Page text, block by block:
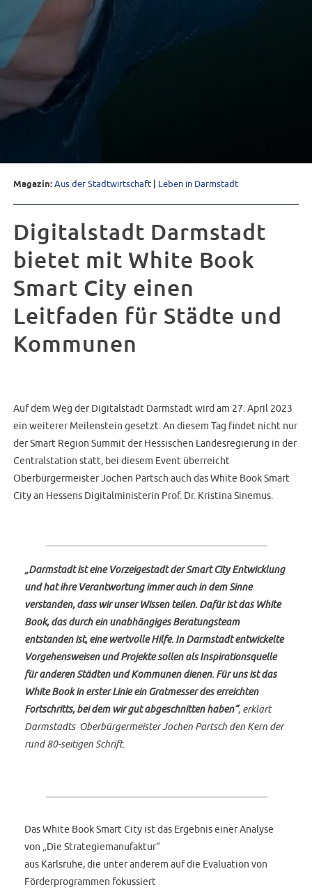
Magazin:Aus der Stadtwirtschaft Leben in Darmstadt
Digitalstadt Darmstadt
bietet mit White Book
Smart City einen
Leitfaden für Städte und
Kommunen
Auf dem Weg der Digitalstadt Darmstadt wird am 27. April 2023
ein weiterer Meilenstein gesetzt: An diesem Tag findet nicht nur
der Smart Region Summit der Hessischen Landesregierung in der
Centralstation statt, bei diesem Event überreicht
Oberbürgermeister Jochen Partsch auch das White Book Smart
City an Hessens Digitalministerin Prof. Dr. Kristina Sinemus.
„Darmstadt ist eine Vorzeigestadt der Smart City Entwicklung
und hat ihreVerantwortung immer auch in dem Sinne
verstanden, dass wir unser Wissen teilen. Dafür ist das White
Book, das durch ein unabhängiges Beratungsteam
entstanden ist,eine wertvolle Hilfe. In Darmstadt entwickelte
Vorgehensweisen und Projekte sollen alsInspirationsquelle
für anderen Städten und Kommunen dienen. Für uns ist das
WhiteBook in erster Linie ein Gratmesser des erreichten
Fortschritts, bei dem wir gutabgeschnitten haben“, erklärt
Darmstadts Oberbürgermeister Jochen Partsch den Kern der
rund 80-seitigen Schrift.
Das White Book Smart City ist das Ergebnis einer Analyse
von „Die Strategiemanufaktur“
aus Karlsruhe, die unter anderem auf die Evaluation von
Förderprogrammen fokussiert